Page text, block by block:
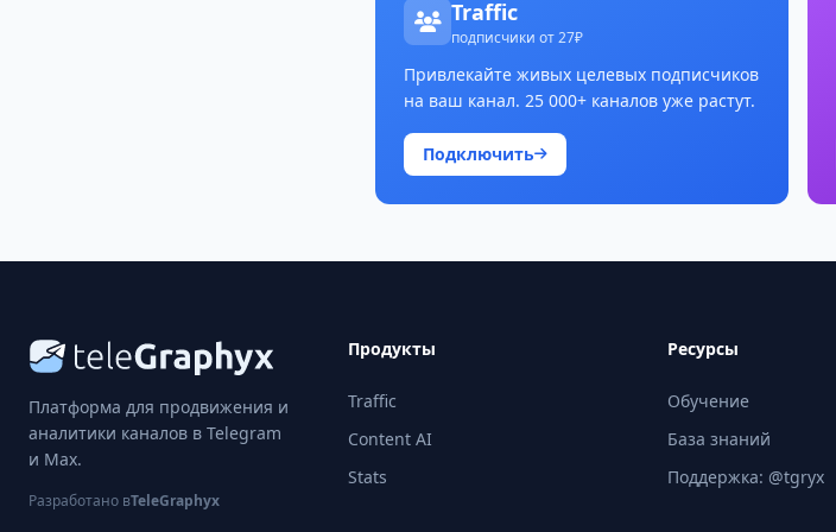
Traffic
подписчики от 27₽
Привлекайте живых целевых подписчиков
на ваш канал. 25 000+ каналов уже растут.
Подключить
Платформа для продвижения и
аналитики каналов в Telegram
и Max.
Разработано вTeleGraphyx
Продукты
Traffic
Content AI
Stats
Ресурсы
Обучение
База знаний
Поддержка: @tgryx